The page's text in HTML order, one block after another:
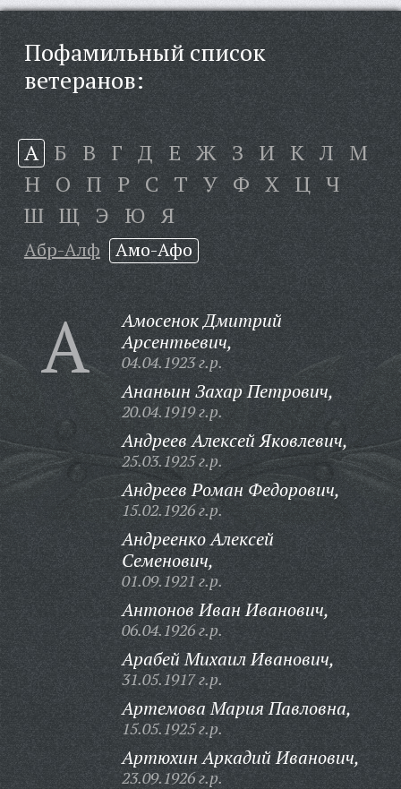
Пофамильный список
ветеранов:
А Б В Г Д Е Ж З И К Л М
Н О П Р С Т У Ф Х Ц Ч
Ш Щ Э Ю Я
Абр-Алф Амо-Афо
А
Амосенок Дмитрий
Арсентьевич,
04.04.1923 г.р.
Ананьин Захар Петрович,
20.04.1919 г.р.
Андреев Алексей Яковлевич,
25.03.1925 г.р.
Андреев Роман Федорович,
15.02.1926 г.р.
Андреенко Алексей
Семенович,
01.09.1921 г.р.
Антонов Иван Иванович,
06.04.1926 г.р.
Арабей Михаил Иванович,
31.05.1917 г.р.
Артемова Мария Павловна,
15.05.1925 г.р.
Артюхин Аркадий Иванович,
23.09.1926 г.р.